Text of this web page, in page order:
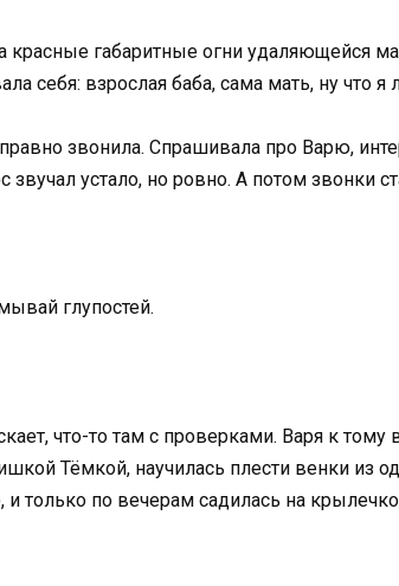
красные габаритные огни удаляющейся
себя: взрослая баба, сама мать, ну что я
звонила. Спрашивала про Варю,
звучал устало, но ровно. А потом звонки
глупостей.
что-то там с проверками. Варя к тому
Тёмкой, научилась плести венки из
и только по вечерам садилась на